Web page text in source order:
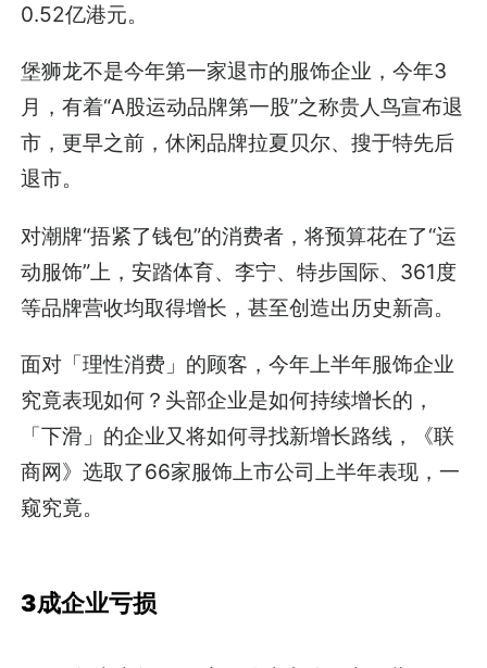
0.52亿港元。
堡狮龙不是今年第一家退市的服饰企业，今年3
月，有着“A股运动品牌第一股”之称贵人鸟宣布退
市，更早之前，休闲品牌拉夏贝尔、搜于特先后
退市。
对潮牌“捂紧了钱包”的消费者，将预算花在了“运
动服饰”上，安踏体育、李宁、特步国际、361度
等品牌营收均取得增长，甚至创造出历史新高。
面对「理性消费」的顾客，今年上半年服饰企业
究竟表现如何？头部企业是如何持续增长的，
「下滑」的企业又将如何寻找新增长路线，《联
商网》选取了66家服饰上市公司上半年表现，一
窥究竟。
3成企业亏损